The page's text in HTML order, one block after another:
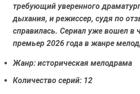
требующий уверенного
дыхания, и режиссер, судя по
справилась. Сериал уже вошел в
премьер 2026 года в жанре
Жанр: историческая мелодрама
Количество серий: 12